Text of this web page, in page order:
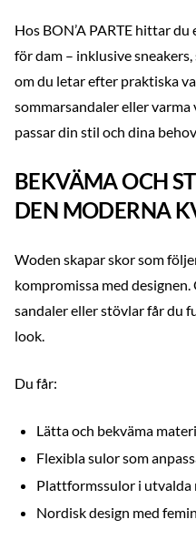
Hos BON’A PARTE hittar
för dam – inklusive
om du letar efter praktiska
sommarsandaler eller
passar din stil och dina
BEKVÄMA OCH
DEN MODERNA
Woden skapar skor som
kompromissa med
sandaler eller stövlar får du
look.
Du får:
Lätta och bekväma
Flexibla sulor som
Plattformssulor i utvalda
Nordisk design med